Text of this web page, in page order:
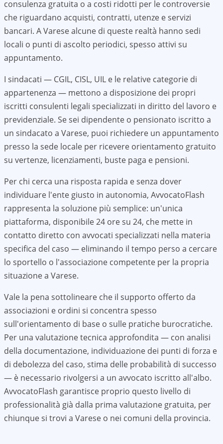
consulenza gratuita o a costi ridotti per le controversie
che riguardano acquisti, contratti, utenze e servizi
bancari. AVaresealcune di queste realtà hanno sedi
locali o punti di ascolto periodici, spesso attivi su
appuntamento.
I sindacati — CGIL, CISL, UIL e le relative categorie di
appartenenza — mettono a disposizione dei propri
iscritti consulenti legali specializzati in diritto del lavoro e
previdenziale. Se sei dipendente o pensionato iscritto a
un sindacato a Varese, puoi richiedere un appuntamento
presso la sede locale per ricevere orientamento gratuito
su vertenze, licenziamenti, buste paga e pensioni.
Per chi cerca una risposta rapida e senza dover
individuare l'ente giusto in autonomia, AvvocatoFlash
rappresenta la soluzione più semplice: un'unica
piattaforma, disponibile 24 ore su 24, che mette in
contatto diretto con avvocati specializzati nella materia
specifica del caso — eliminando il tempo perso a cercare
lo sportello o l'associazione competente per la propria
situazione a Varese.
Vale la pena sottolineare che il supporto offerto da
associazioni e ordini si concentra spesso
sull'orientamento di base o sulle pratiche burocratiche.
Per una valutazione tecnica approfondita — con analisi
della documentazione, individuazione dei punti di forza e
di debolezza del caso, stima delle probabilità di successo
— è necessario rivolgersi a un avvocato iscritto all'albo.
AvvocatoFlash garantisce proprio questo livello di
professionalità già dalla prima valutazione gratuita, per
chiunque si trovi a Varese o nei comuni della provincia.